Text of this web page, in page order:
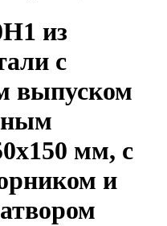
из
с
выпуском
мм, с
и